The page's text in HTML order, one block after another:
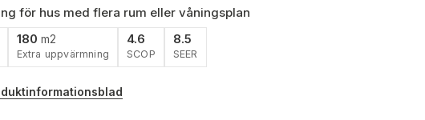
för hus med flera rum eller våningsplan
180 m2
Extra uppvärmning
4.6
SCOP
8.5
SEER